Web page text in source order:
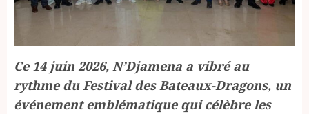
Ce 14 juin 2026, N’Djamena a vibré au
rythme du Festival des Bateaux-Dragons, un
événement emblématique qui célèbre les